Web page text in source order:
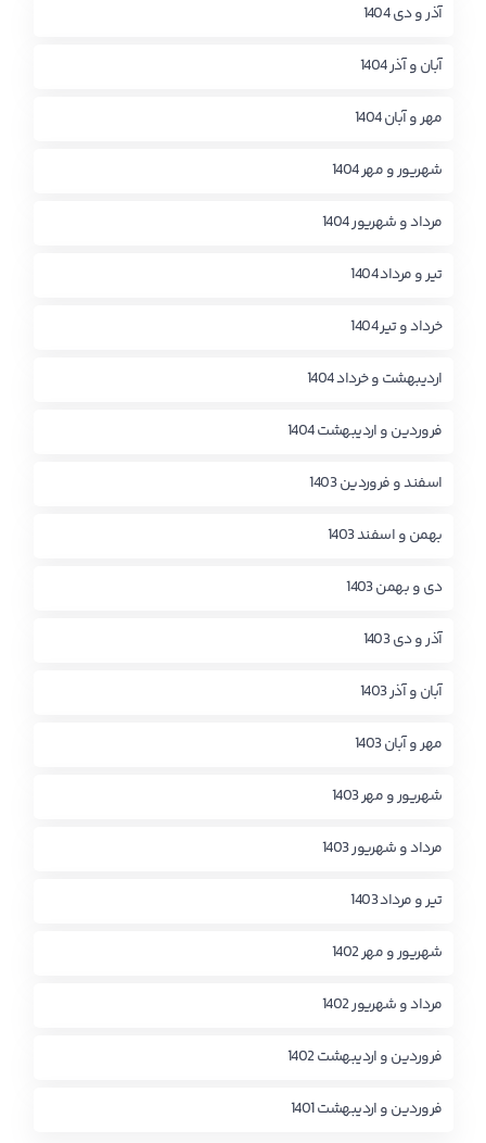
آذر و دی 1404
آبان و آذر 1404
مهر و آبان 1404
شهریور و مهر 1404
مرداد و شهریور 1404
تیر و مرداد 1404
خرداد و تیر 1404
اردیبهشت و خرداد 1404
فروردین و اردیبهشت 1404
اسفند و فروردین 1403
بهمن و اسفند 1403
دی و بهمن 1403
آذر و دی 1403
آبان و آذر 1403
مهر و آبان 1403
شهریور و مهر 1403
مرداد و شهریور 1403
تیر و مرداد 1403
شهریور و مهر 1402
مرداد و شهریور 1402
فروردین و اردیبهشت 1402
فروردین و اردیبهشت 1401